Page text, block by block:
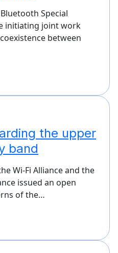
Special
initiating joint work
between
the upper
band
Wi-Fi Alliance and the
issued an open
of the…